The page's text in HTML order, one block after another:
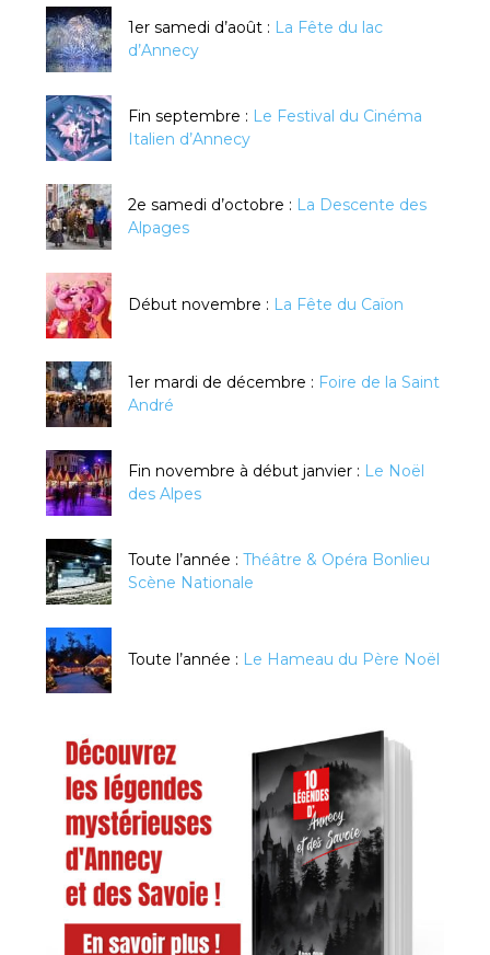
1er samedi d’août : La Fête du lac
d’Annecy
Fin septembre : Le Festival du Cinéma
Italien d’Annecy
2e samedi d’octobre : La Descente des
Alpages
Début novembre : La Fête du Caïon
1er mardi de décembre : Foire de la Saint
André
Fin novembre à début janvier : Le Noël
des Alpes
Toute l’année : Théâtre & Opéra Bonlieu
Scène Nationale
Toute l’année : Le Hameau du Père Noël